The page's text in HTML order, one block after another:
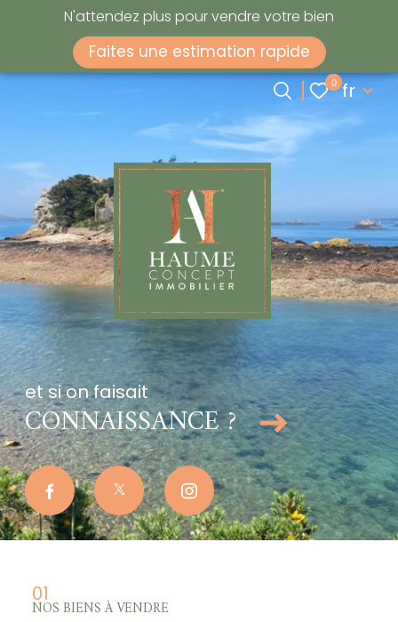
N'attendez plus pour vendre votre bien
Faites une estimation rapide
0 Langue
fr
Accueil
Langue
fr
et si on faisait
CONNAISSANCE ?
01
NOS BIENS À VENDRE